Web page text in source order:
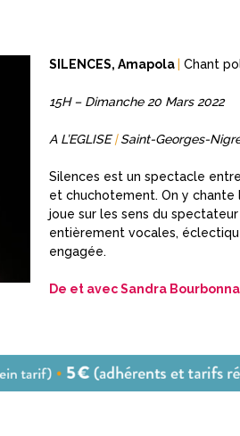
SILENCES, Amapola Chant
15H – Dimanche 20 Mars 2022
A L’EGLISE|Saint-Georges-
Silences est un spectacle
et chuchotement. On y chante
joue sur les sens du
entièrement vocales,
engagée.
De et avec Sandra